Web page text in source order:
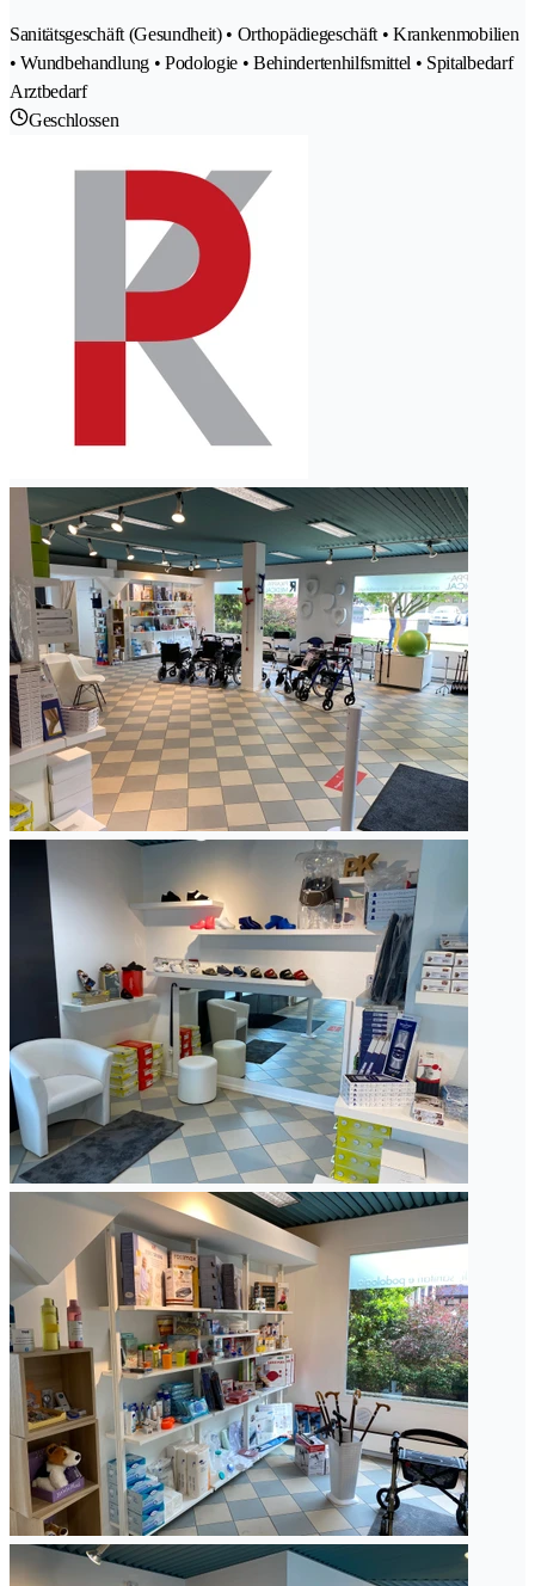
Sanitätsgeschäft (Gesundheit) • Orthopädiegeschäft • Krankenmobilien
• Wundbehandlung • Podologie • Behindertenhilfsmittel • Spitalbedarf
Arztbedarf
Geschlossen